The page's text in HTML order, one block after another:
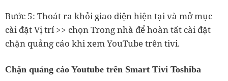
Bước 5: Thoát ra khỏi giao diện hiện tại và mở mục
cài đặt Vị trí >> chọn Trong nhà để hoàn tất cài đặt
chặn quảng cáo khi xem YouTube trên tivi.
Chặn quảng cáo Youtube trên Smart Tivi Toshiba